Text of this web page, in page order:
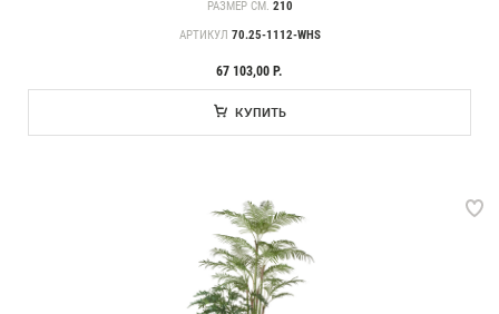
РАЗМЕР СМ. 210
АРТИКУЛ 70.25-1112-WHS
67 103,00 Р.
КУПИТЬ